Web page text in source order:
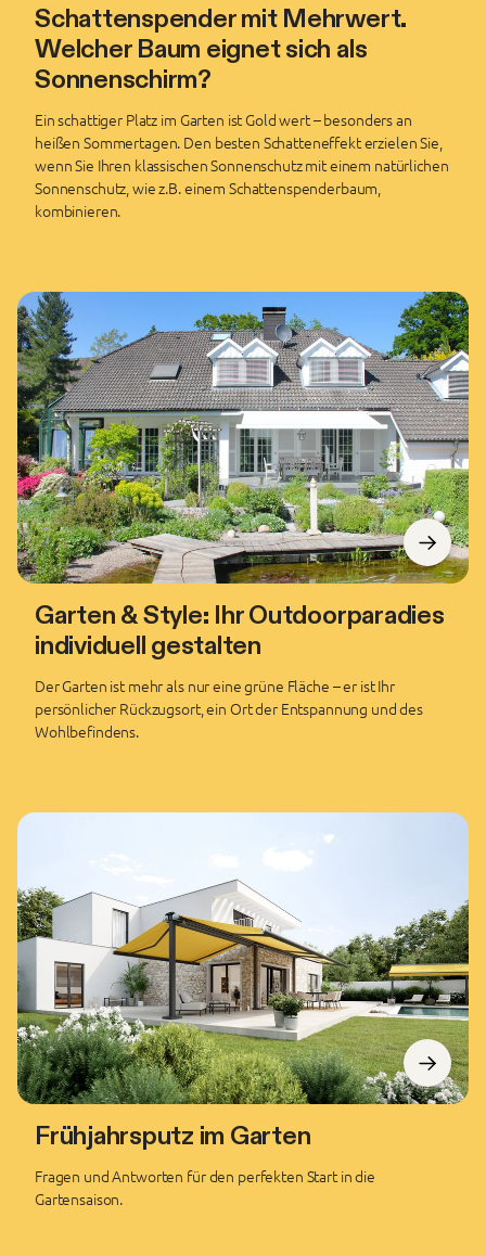
Schattenspender mit Mehrwert.
Welcher Baum eignet sich als
Sonnenschirm?
Ein schattiger Platz im Garten ist Gold wert – besonders an
heißen Sommertagen. Den besten Schatteneffekt erzielen Sie,
wenn Sie Ihren klassischen Sonnenschutz mit einem natürlichen
Sonnenschutz, wie z.B. einem Schattenspenderbaum,
kombinieren.
Garten & Style: Ihr Outdoorparadies
individuell gestalten
Der Garten ist mehr als nur eine grüne Fläche – er ist Ihr
persönlicher Rückzugsort, ein Ort der Entspannung und des
Wohlbefindens.
Frühjahrsputz im Garten
Fragen und Antworten für den perfekten Start in die
Gartensaison.